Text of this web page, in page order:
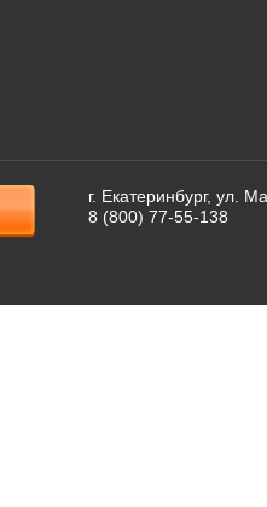
г. Екатеринбург, ул.
8 (800) 77-55-138